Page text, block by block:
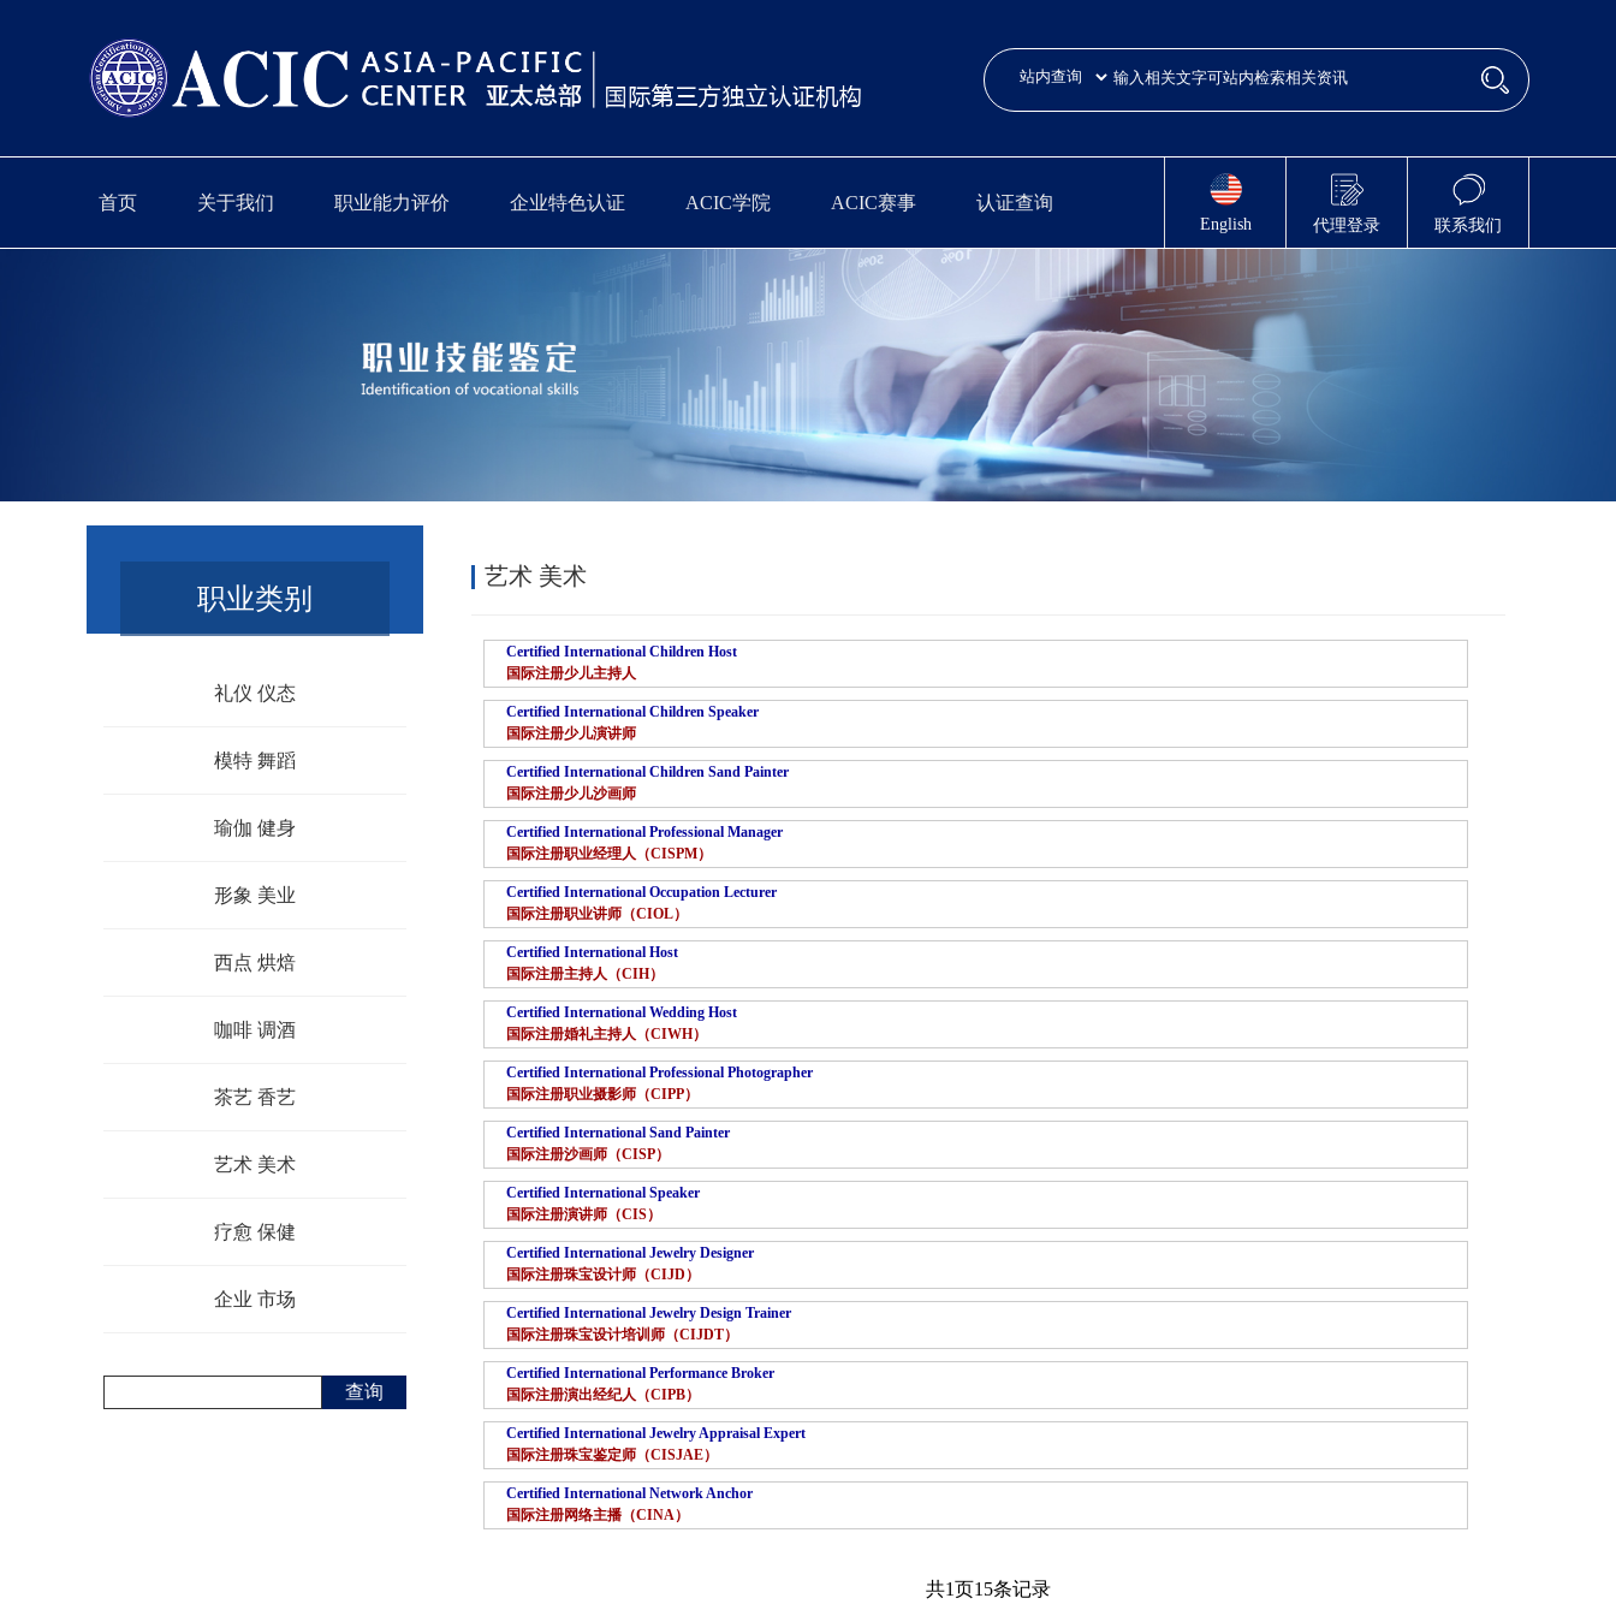
首页 关于我们 职业能力评价 企业特色认证 ACIC学院 ACIC赛事 认证查询
English 代理登录 联系我们
职业类别
礼仪 仪态
模特 舞蹈
瑜伽 健身
形象 美业
西点 烘焙
咖啡 调酒
茶艺 香艺
艺术 美术
疗愈 保健
企业 市场
查询
艺术 美术
Certified International Children Host
国际注册少儿主持人
Certified International Children Speaker
国际注册少儿演讲师
Certified International Children Sand Painter
国际注册少儿沙画师
Certified International Professional Manager
国际注册职业经理人（CISPM）
Certified International Occupation Lecturer
国际注册职业讲师（CIOL）
Certified International Host
国际注册主持人（CIH）
Certified International Wedding Host
国际注册婚礼主持人（CIWH）
Certified International Professional Photographer
国际注册职业摄影师（CIPP）
Certified International Sand Painter
国际注册沙画师（CISP）
Certified International Speaker
国际注册演讲师（CIS）
Certified International Jewelry Designer
国际注册珠宝设计师（CIJD）
Certified International Jewelry Design Trainer
国际注册珠宝设计培训师（CIJDT）
Certified International Performance Broker
国际注册演出经纪人（CIPB）
Certified International Jewelry Appraisal Expert
国际注册珠宝鉴定师（CISJAE）
Certified International Network Anchor
国际注册网络主播（CINA）
共1页15条记录